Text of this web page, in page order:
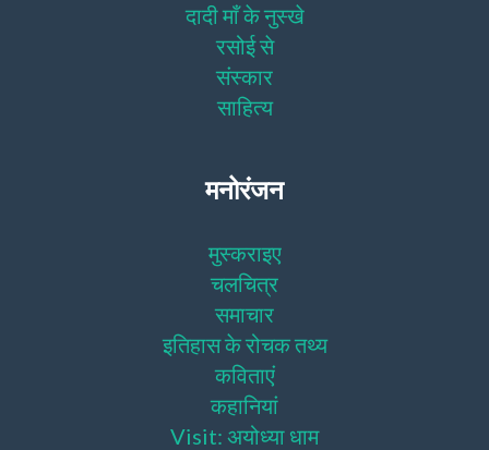
दादी माँ के नुस्खे
रसोई से
संस्कार
साहित्य
मनोरंजन
मुस्कराइए
चलचित्र
समाचार
इतिहास के रोचक तथ्य
कविताएं
कहानियां
Visit: अयोध्या धाम